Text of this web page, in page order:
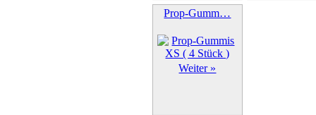
Prop-Gumm…
Weiter »